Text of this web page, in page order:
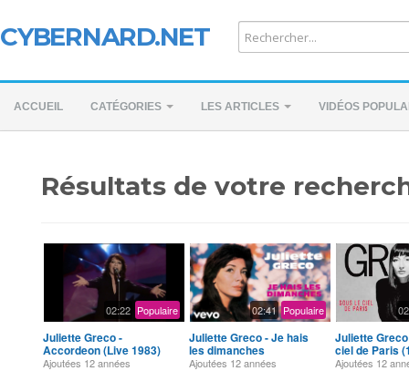
CYBERNARD.NET
ACCUEIL CATÉGORIES LES ARTICLES VIDÉOS
Résultats de votre
02:22 Populaire
Juliette Greco -
Accordeon (Live 1983)
Ajoutées 12 années
02:41 Populaire
Juliette Greco - Je hais
les dimanches
Ajoutées 12 années
Juliette
ciel de Paris
Ajoutées 12